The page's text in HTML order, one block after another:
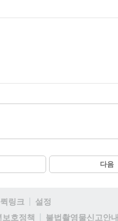
다음
퀵링크
설정
보호정책 불법촬영물신고안내